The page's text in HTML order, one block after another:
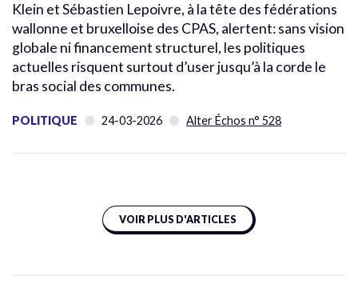
Klein et Sébastien Lepoivre, à la tête des fédérations
wallonne et bruxelloise des CPAS, alertent: sans vision
globale ni financement structurel, les politiques
actuelles risquent surtout d’user jusqu’à la corde le
bras social des communes.
POLITIQUE 24-03-2026 Alter Échos n° 528
VOIR PLUS D'ARTICLES